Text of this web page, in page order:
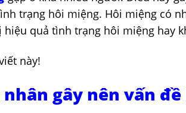
trạng hôi miệng. Hôi miệng có
hiệu quả tình trạng hôi miệng hay
này!
nhân gây nên vấn